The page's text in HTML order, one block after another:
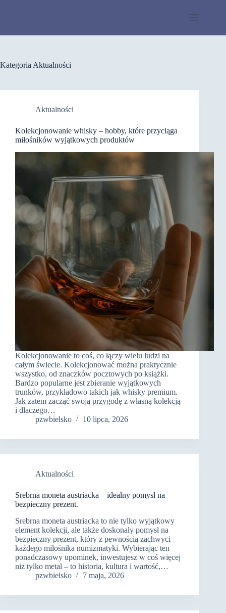
Kategoria Aktualności
Aktualności
Kolekcjonowanie whisky – hobby, które przyciąga
miłośników wyjątkowych produktów
Kolekcjonowanie to coś, co łączy wielu ludzi na
całym świecie. Kolekcjonować można praktycznie
wszystko, od znaczków pocztowych po książki.
Bardzo popularne jest zbieranie wyjątkowych
trunków, przykładowo takich jak whisky premium.
Jak zatem zacząć swoją przygodę z własną kolekcją
i dlaczego…
pzwbielsko
10 lipca, 2026
Aktualności
Srebrna moneta austriacka – idealny pomysł na
bezpieczny prezent.
Srebrna moneta austriacka to nie tylko wyjątkowy
element kolekcji, ale także doskonały pomysł na
bezpieczny prezent, który z pewnością zachwyci
każdego miłośnika numizmatyki. Wybierając ten
ponadczasowy upominek, inwestujesz w coś więcej
niż tylko metal – to historia, kultura i wartość,…
pzwbielsko
7 maja, 2026